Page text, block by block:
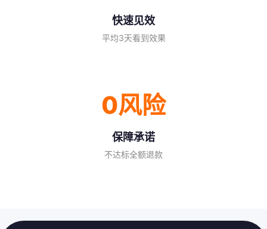
快速见效
平均3天看到效果
0风险
保障承诺
不达标全额退款